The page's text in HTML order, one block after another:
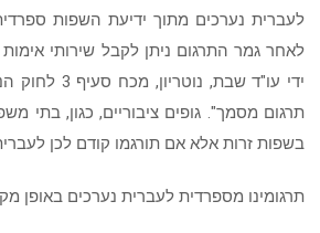
לעברית נערכים מתוך ידיעת השפות
לאחר גמר התרגום ניתן לקבל שירותי אימות
תרגום מסמך". גופים ציבוריים, כגון, בתי
בשפות זרות אלא אם תורגמו קודם לכן
תרגומינו מספרדית לעברית נערכים באופן